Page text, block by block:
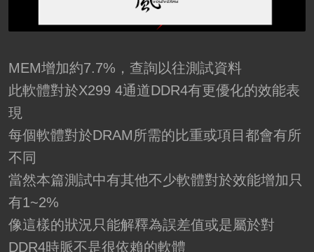
MEM增加約7.7%，查詢以往測試資料
此軟體對於X299 4通道DDR4有更優化的效能表
現
每個軟體對於DRAM所需的比重或項目都會有所
不同
當然本篇測試中有其他不少軟體對於效能增加只
有1~2%
像這樣的狀況只能解釋為誤差值或是屬於對
DDR4時脈不是很依賴的軟體